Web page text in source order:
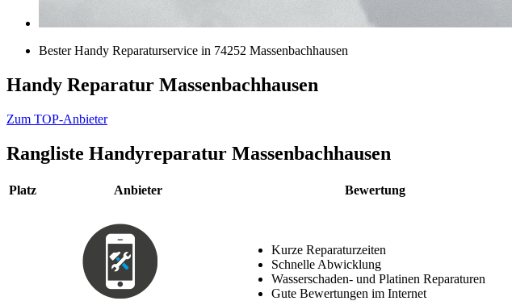
Bester Handy Reparaturservice in 74252 Massenbachhausen
Handy Reparatur Massenbachhausen
Zum TOP-Anbieter
Rangliste Handyreparatur Massenbachhausen
Platz Anbieter Bewertung
Kurze Reparaturzeiten
Schnelle Abwicklung
Wasserschaden- und Platinen Reparaturen
Gute Bewertungen im Internet